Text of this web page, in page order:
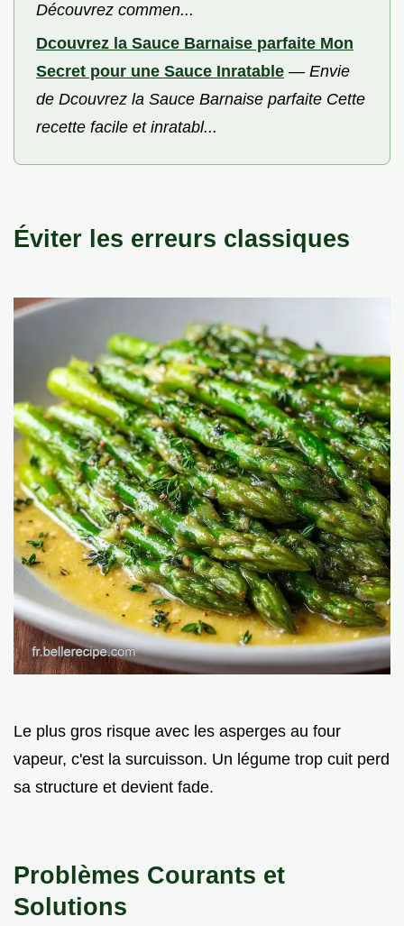
Découvrez commen...
Dcouvrez la Sauce Barnaise parfaite Mon
Secret pour une Sauce Inratable — Envie
de Dcouvrez la Sauce Barnaise parfaite Cette
recette facile et inratabl...
Éviter les erreurs classiques
Le plus gros risque avec les asperges au four
vapeur, c'est la surcuisson. Un légume trop cuit perd
sa structure et devient fade.
Problèmes Courants et
Solutions